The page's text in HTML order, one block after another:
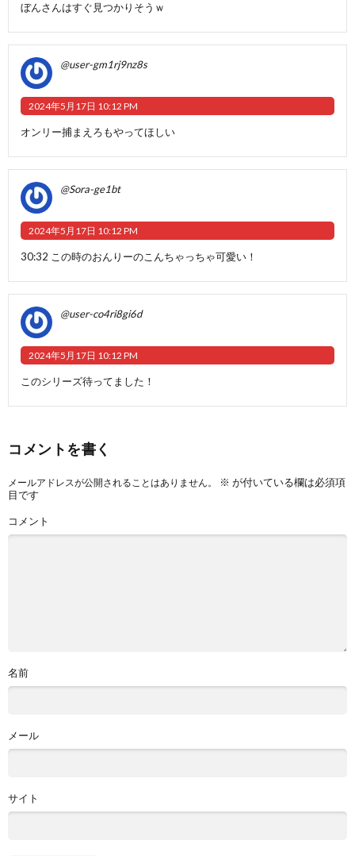
ぼんさんはすぐ見つかりそうｗ
@user-gm1rj9nz8s
2024年5月17日 10:12 PM
オンリー捕まえろもやってほしい
@Sora-ge1bt
2024年5月17日 10:12 PM
30:32 この時のおんりーのこんちゃっちゃ可愛い！
@user-co4ri8gi6d
2024年5月17日 10:12 PM
このシリーズ待ってました！
コメントを書く
メールアドレスが公開されることはありません。 ※ が付いている欄は必須項
目です
コメント
名前
メール
サイト